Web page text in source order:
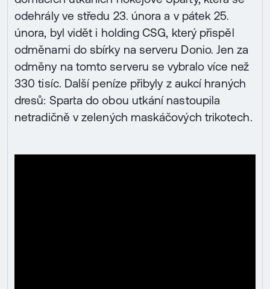
odehrály ve středu 23. února a v pátek 25.
února, byl vidět i holding CSG, který přispěl
odměnami do sbírky na serveru Donio. Jen za
odměny na tomto serveru se vybralo více než
330 tisíc. Další peníze přibyly z aukcí hraných
dresů: Sparta do obou utkání nastoupila
netradičně v zelených maskáčových trikotech.